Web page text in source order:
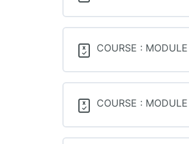
COURSE :
COURSE :